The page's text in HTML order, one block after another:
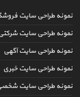
نمونه طراحی سایت
نمونه طراحی سایت
نمونه طراحی سایت آگهی
نمونه طراحی سایت خبری
نمونه طراحی سایت